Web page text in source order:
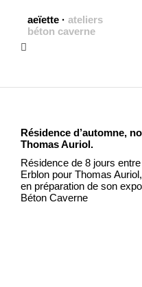
aeïette · ateliers
béton caverne
Résidence d’automne,
Thomas Auriol.
Résidence de 8 jours
Erblon pour Thomas Auriol,
en préparation de son
Béton Caverne